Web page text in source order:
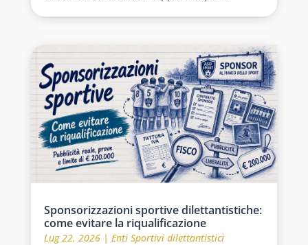
Sponsorizzazioni sportive dilettantistiche:
come evitare la riqualificazione
Lug 22, 2026| Enti Sportivi dilettantistici